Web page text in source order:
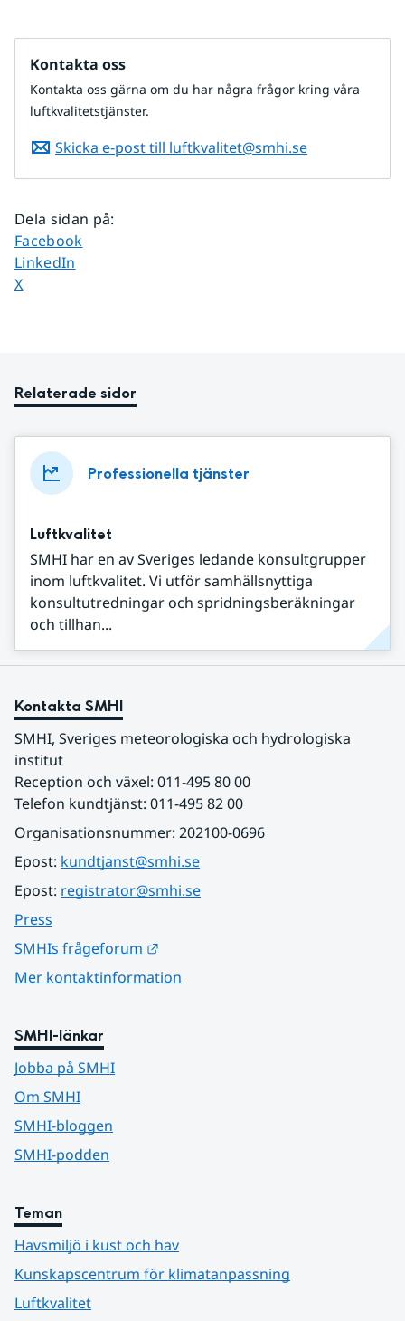
Kontakta oss
Kontakta oss gärna om du har några frågor kring våra
luftkvalitetstjänster.
Skicka e-post till luftkvalitet@smhi.se
Dela sidan på:
Dela sidan på
Facebook
Dela sidan på
LinkedIn
Dela sidan på
X
Relaterade sidor
Professionella tjänster
Luftkvalitet
SMHI har en av Sveriges ledande konsultgrupper
inom luftkvalitet. Vi utför samhällsnyttiga
konsultutredningar och spridningsberäkningar
och tillhan...
Kontakta SMHI
SMHI, Sveriges meteorologiska och hydrologiska
institut
Reception och växel: 011-495 80 00
Telefon kundtjänst: 011-495 82 00
Organisationsnummer: 202100-0696
Epost: kundtjanst@smhi.se
Epost: registrator@smhi.se
Press
SMHIs frågeforum
Mer kontaktinformation
SMHI-länkar
Jobba på SMHI
Om SMHI
SMHI-bloggen
SMHI-podden
Teman
Havsmiljö i kust och hav
Kunskapscentrum för klimatanpassning
Luftkvalitet